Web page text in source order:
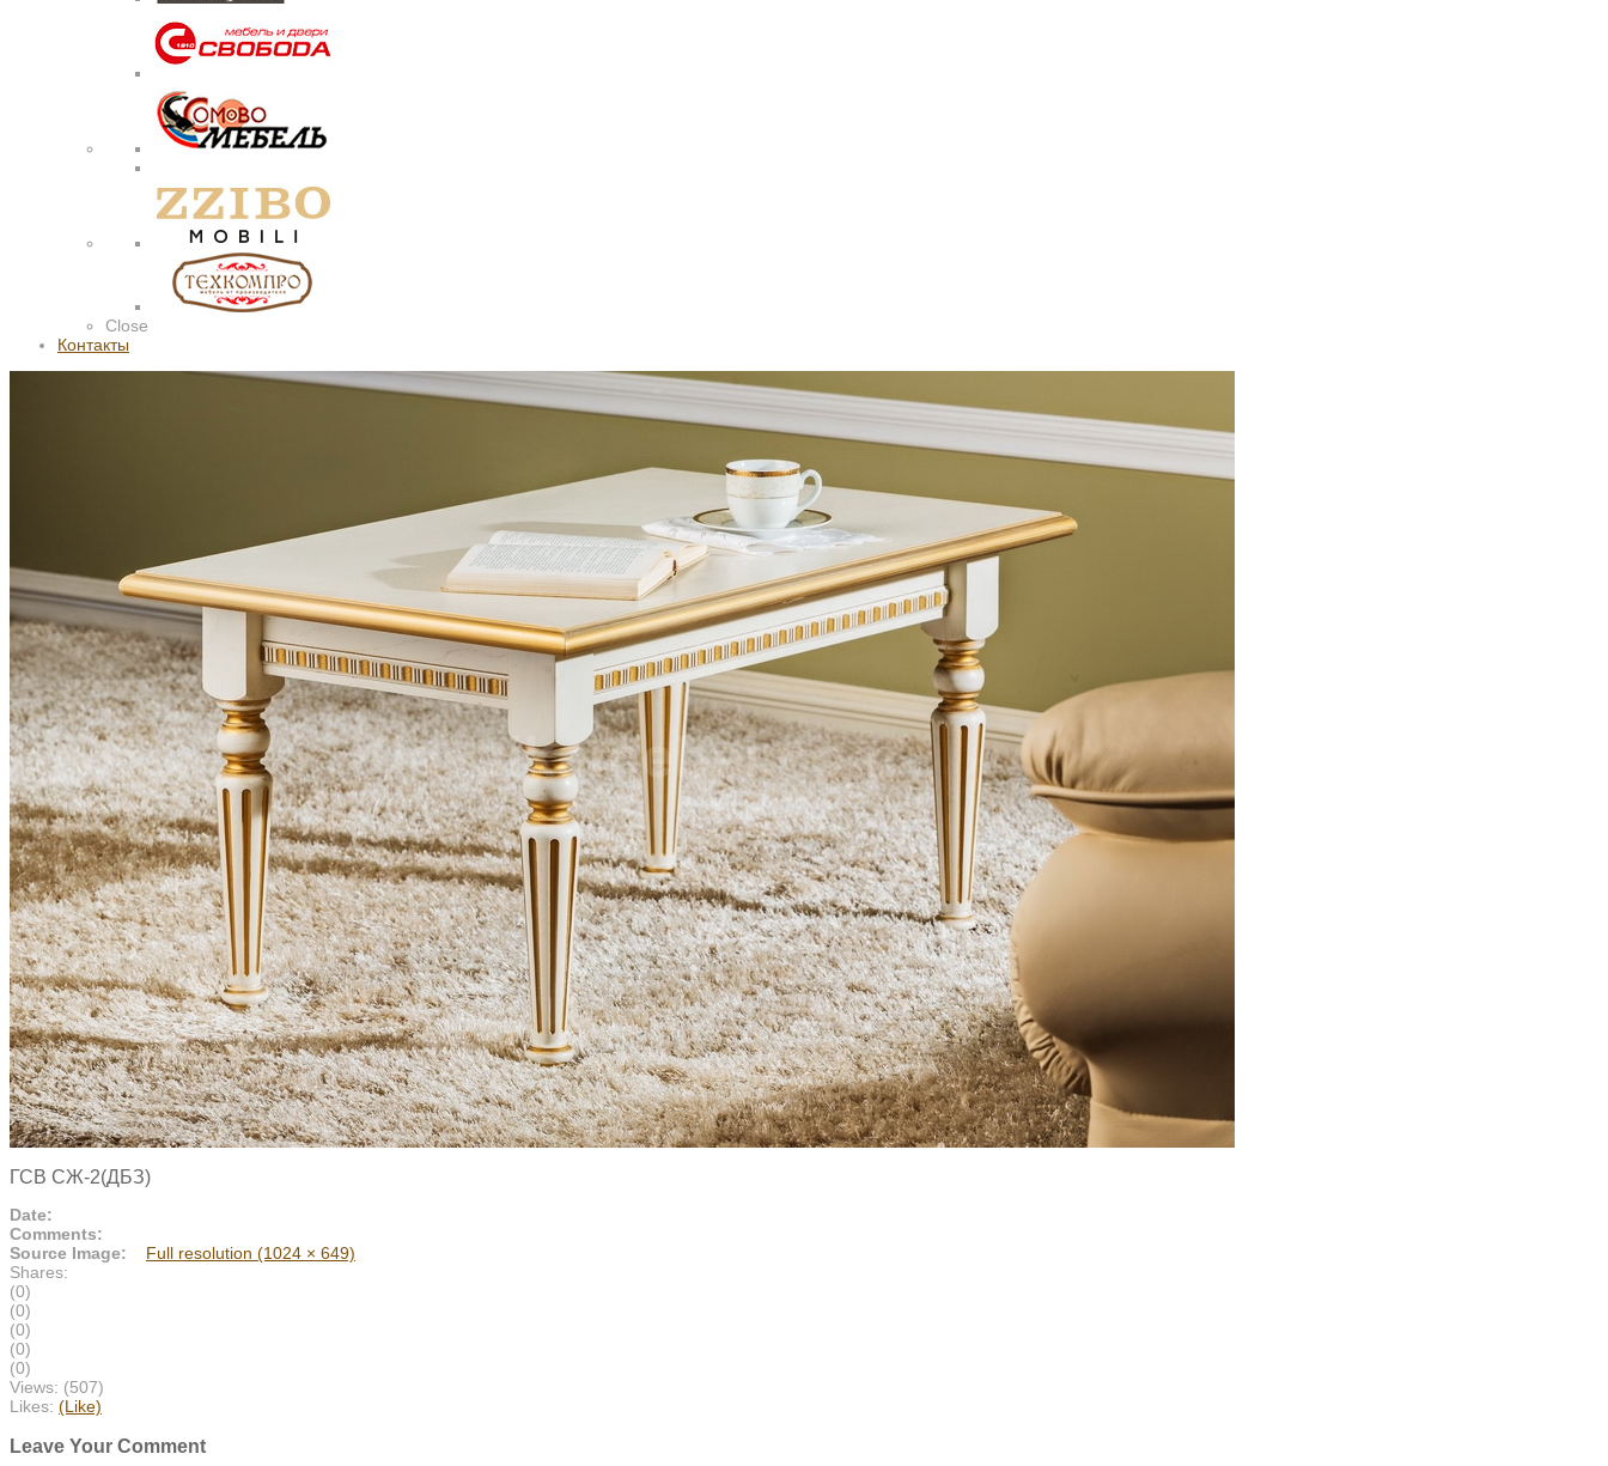
Close
Контакты
ГСВ СЖ-2(ДБЗ)
Date:
Comments:
Source Image:
Full resolution (1024 × 649)
Shares:
(0)
(0)
(0)
(0)
(0)
Views: (507)
Likes: (Like)
Leave Your Comment